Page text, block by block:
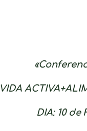
VIDA
DIA: 10 de